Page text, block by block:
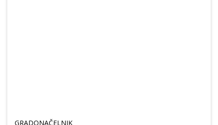
GRADONAČELNIK